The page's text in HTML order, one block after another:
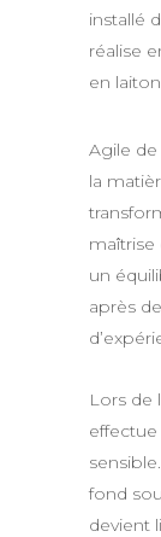
installé
réalise
en
Agile
la
maîtrise
un
après
Lors de
fond
devient